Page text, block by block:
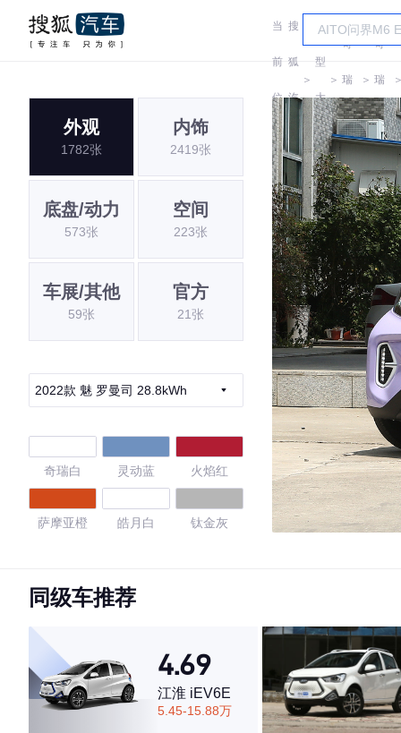
当
前
位
置:
搜
狐
汽
＞
车
型
大
全
＞
奇
瑞
QQ
＞
奇
瑞
QQ
外观
1782张
内饰
2419张
底盘/动力
573张
空间
223张
车展/其他
59张
官方
21张
2022款 魅 罗曼司 28.8kWh
奇瑞白 灵动蓝 火焰红
萨摩亚橙 皓月白 钛金灰
白色/熔岩红
古德白 白色/轻盈青 黑色/古德白
同级车推荐
4.69
江淮 iEV6E
5.45-15.88万